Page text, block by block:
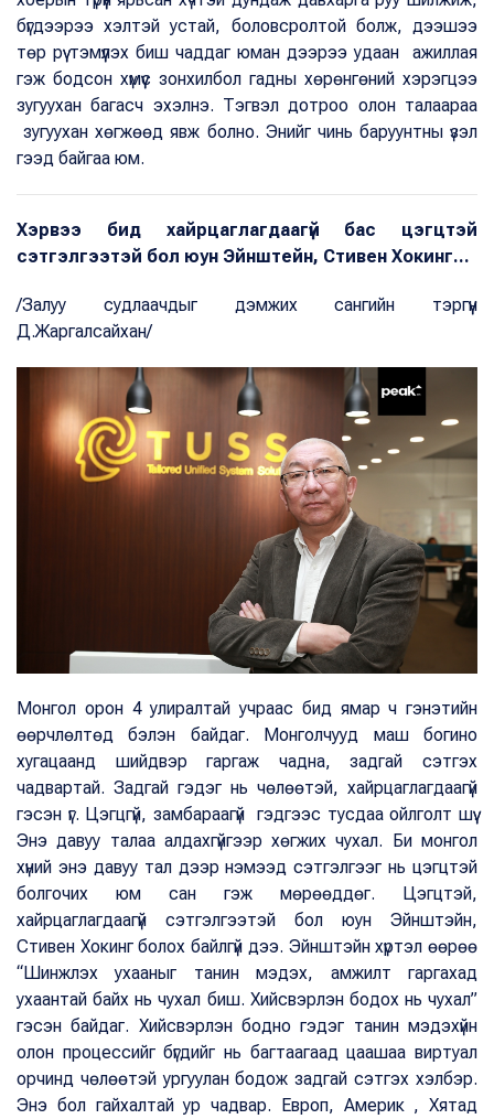
бүгдээрээ хэлтэй устай, боловсролтой болж, дээшээ
төр рүү тэмүүлэх биш чаддаг юман дээрээ удаан ажиллая
гэж бодсон хүмүүс зонхилбол гадны хөрөнгөний хэрэгцээ
зугуухан багасч эхэлнэ. Тэгвэл дотроо олон талаараа
зугуухан хөгжөөд явж болно. Энийг чинь баруунтны үзэл
гээд байгаа юм.
Хэрвээ бид хайрцаглагдаагүй бас цэгцтэй
сэтгэлгээтэй бол юун Эйнштейн, Стивен Хокинг...
/Залуу судлаачдыг дэмжих сангийн тэргүүн
Д.Жаргалсайхан/
Монгол орон 4 улиралтай учраас бид ямар ч гэнэтийн
өөрчлөлтөд бэлэн байдаг. Монголчууд маш богино
хугацаанд шийдвэр гаргаж чадна, задгай сэтгэх
чадвартай. Задгай гэдэг нь чөлөөтэй, хайрцаглагдаагүй
гэсэн үг. Цэгцгүй, замбараагүй гэдгээс тусдаа ойлголт шүү.
Энэ давуу талаа алдахгүйгээр хөгжих чухал. Би монгол
хүний энэ давуу тал дээр нэмээд сэтгэлгээг нь цэгцтэй
болгочих юм сан гэж мөрөөддөг. Цэгцтэй,
хайрцаглагдаагүй сэтгэлгээтэй бол юун Эйнштэйн,
Стивен Хокинг болох байлгүй дээ. Эйнштэйн хүртэл өөрөө
“Шинжлэх ухааныг танин мэдэх, амжилт гаргахад
ухаантай байх нь чухал биш. Хийсвэрлэн бодох нь чухал”
гэсэн байдаг. Хийсвэрлэн бодно гэдэг танин мэдэхүйн
олон процессийг бүгдийг нь багтаагаад цаашаа виртуал
орчинд чөлөөтэй ургуулан бодож задгай сэтгэх хэлбэр.
Энэ бол гайхалтай ур чадвар. Европ, Америк , Хятад